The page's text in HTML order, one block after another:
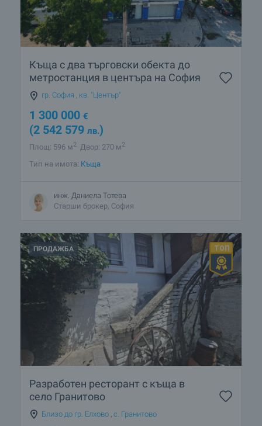
Къща с два търговски обекта до
метростанция в центъра на София
гр. София , кв. "Център"
1 300 000 €
(2 542 579 лв.)
Площ: 596 м2 Двор: 270 м2
Тип на имота: Къща
инж. Даниела Тотева
Старши брокер, София
ПРОДАЖБА
Разработен ресторант с къща в
село Гранитово
Близо до гр. Елхово с. Гранитово